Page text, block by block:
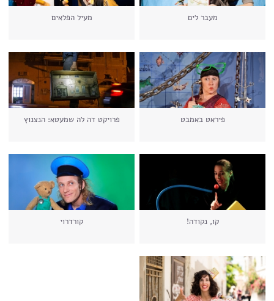
מעבר לים מעיל הפלאים
פיראט באמבט פרויקט דה לה שמעטא: הנצנוץ
קו, נקודה! קורדרוי